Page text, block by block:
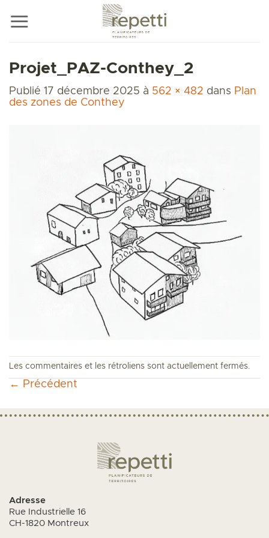
au
contenu
Projet_PAZ-Conthey_2
Publié 17 décembre 2025 à 562 × 482 dans Plan
des zones de Conthey
Les commentaires et les rétroliens sont actuellement fermés.
← Précédent
Adresse
Rue Industrielle 16
CH-1820 Montreux